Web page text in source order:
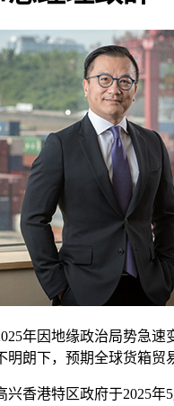
年因地缘政治局势急
明朗下，预期全球货箱贸
兴香港特区政府于2025